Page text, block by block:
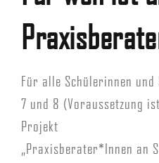
Für alle Schülerinnen
7 und 8 (Voraussetzung
Projekt
„Praxisberater*Innen an